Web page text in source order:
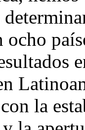
ocho
la